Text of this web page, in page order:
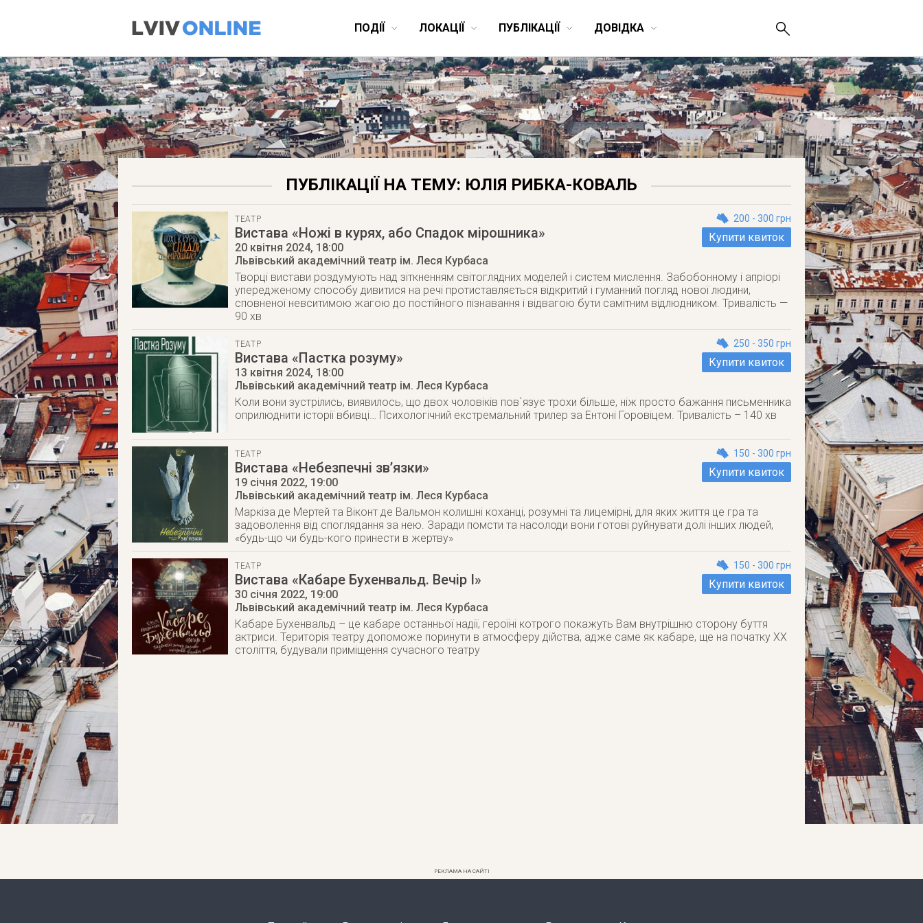
ПОДІЇ ЛОКАЦІЇ ПУБЛІКАЦІЇ ДОВІДКА
ПУБЛІКАЦІЇ НА ТЕМУ: ЮЛІЯ РИБКА-КОВАЛЬ
ТЕАТР 200 - 300 грн
Купити квиток
Вистава «Ножі в курях, або Спадок мірошника»
20 квітня 2024, 18:00
Львівський академічний театр ім. Леся Курбаса
Творці вистави роздумують над зіткненням світоглядних моделей і систем мислення. Забобонному і апріорі
упередженому способу дивитися на речі протиставляється відкритий і гуманний погляд нової людини,
сповненої невситимою жагою до постійного пізнавання і відвагою бути самітним відлюдником. Тривалість —
90 хв
ТЕАТР 250 - 350 грн
Купити квиток
Вистава «Пастка розуму»
13 квітня 2024, 18:00
Львівський академічний театр ім. Леся Курбаса
Коли вони зустрілись, виявилось, що двох чоловіків пов`язує трохи більше, ніж просто бажання письменника
оприлюднити історії вбивці… Психологічний екстремальний трилер за Ентоні Горовіцем. Тривалість – 140 хв
ТЕАТР 150 - 300 грн
Купити квиток
Вистава «Небезпечні зв’язки»
19 січня 2022, 19:00
Львівський академічний театр ім. Леся Курбаса
Маркіза де Мертей та Віконт де Вальмон колишні коханці, розумні та лицемірні, для яких життя це гра та
задоволення від споглядання за нею. Заради помсти та насолоди вони готові руйнувати долі інших людей,
«будь-що чи будь-кого принести в жертву»
ТЕАТР 150 - 300 грн
Купити квиток
Вистава «Кабаре Бухенвальд. Вечір І»
30 січня 2022, 19:00
Львівський академічний театр ім. Леся Курбаса
Кабаре Бухенвальд – це кабаре останньої надії, героїні котрого покажуть Вам внутрішню сторону буття
актриси. Територія театру допоможе поринути в атмосферу дійства, адже саме як кабаре, ще на початку ХХ
століття, будували приміщення сучасного театру
РЕКЛАМА НА САЙТІ